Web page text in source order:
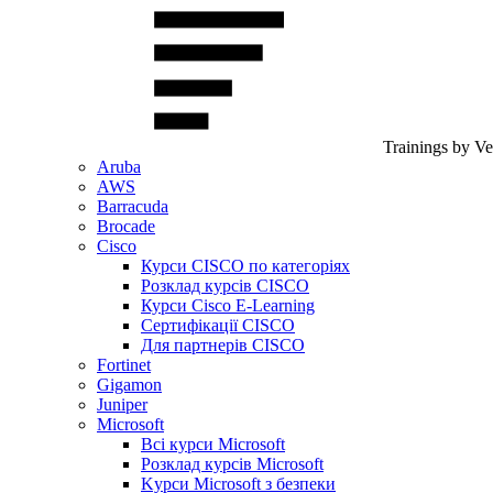
Trainings by
Aruba
AWS
Barracuda
Brocade
Cisco
Курси CISCO по категоріях
Розклад курсів CISCO
Курси Cisco E-Learning
Сертифікації CISCO
Для партнерів CISCO
Fortinet
Gigamon
Juniper
Microsoft
Всі курси Microsoft
Розклад курсів Microsoft
Kyрси Microsoft з безпеки